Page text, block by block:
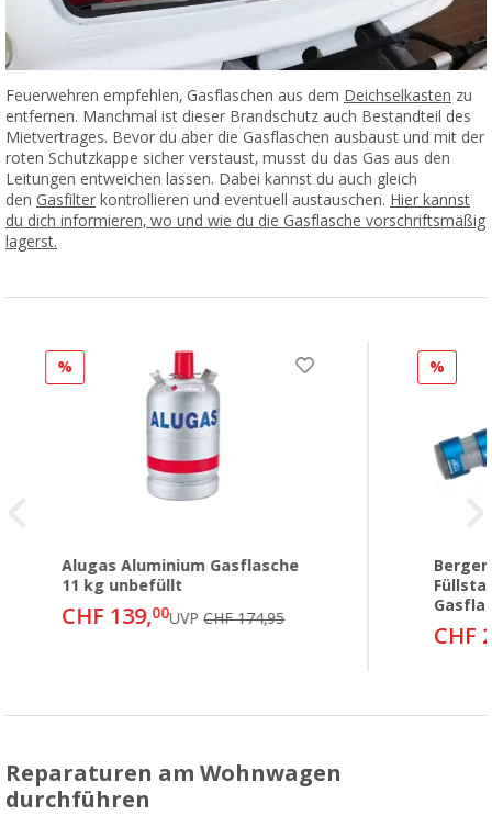
Feuerwehren empfehlen, Gasflaschen aus dem Deichselkasten zu
entfernen. Manchmal ist dieser Brandschutz auch Bestandteil des
Mietvertrages. Bevor du aber die Gasflaschen ausbaust und mit der
roten Schutzkappe sicher verstaust, musst du das Gas aus den
Leitungen entweichen lassen. Dabei kannst du auch gleich
den Gasfilter kontrollieren und eventuell austauschen. Hier kannst
du dich informieren, wo und wie du die Gasflasche vorschriftsmäßig
lagerst.
%
Alugas Aluminium Gasflasche
11 kg unbefüllt
CHF 139,00UVPCHF 174,95
%
Berger
CHF
Reparaturen am Wohnwagen
durchführen